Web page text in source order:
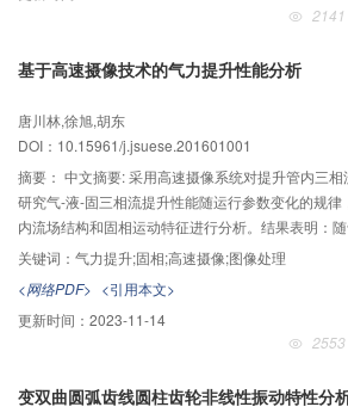
称双定子泵）在同步回路中应用的性能特点以及其
与传统的同步回路进行比较，发现新型同步回路具有
度高等优点；用已加工出的双定子泵样机组成同步回
确实能够达到较高的同步精度，并且发现影响新型同
素为双定子泵的内部泄露。因此，应用双定子多输
的一些问题，为同步回路提供了一个新的研究方向
奠定了理论研究基础。
2141
基于高速摄像技术的气力提升性能分析
唐川林,徐旭,胡东
DOI：10.15961/j.jsuese.201601001
摘要： 中文摘要: 采用高速摄像系统对提升管内三
研究气-液-固三相流提升性能随运行参数变化的规
内流场结构和固相运动特征进行分析。结果表明：
型呈周期变换，依次为稀疏型泡状流、密集型泡状流
流、稀疏型泡状流，其中泡状搅拌流更利于固体颗
气力提升系统排固量、排液量和提升效率随淹没率的
势；同工况下进气量对系统提升性能的影响大于淹没
得系统提升效率最高；当气量值较低时，管内颗粒
此外，随着进气量的变化，提升管内交替出现气-液
关键词： 气力提升;固相;高速摄像;图像处理
<网络PDF> <引用本文>
更新时间： 2023-11-14
2553
变双曲圆弧齿线圆柱齿轮非线性振动特性分